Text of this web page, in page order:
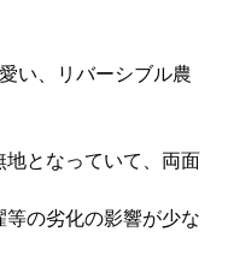
い、リバーシブル農
となっていて、両面
の劣化の影響が少な